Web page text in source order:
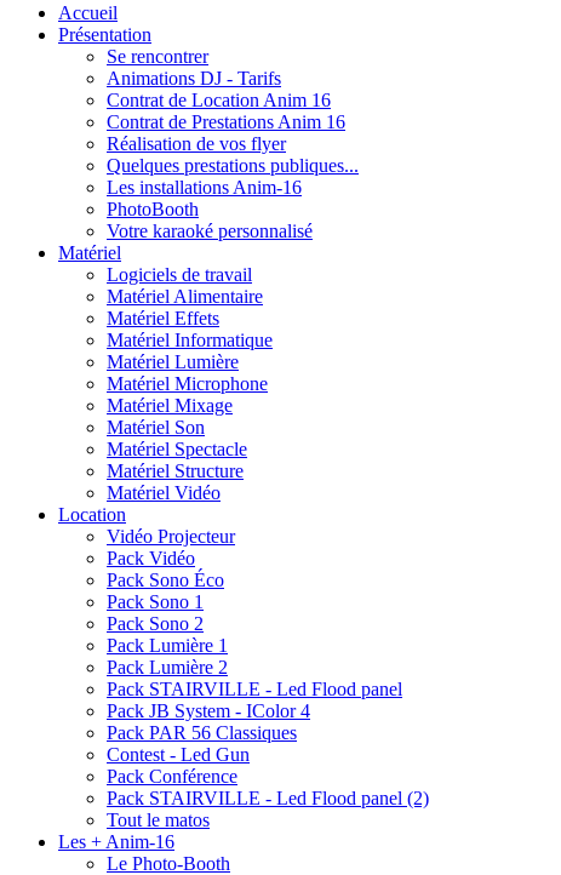
Accueil
Présentation
Se rencontrer
Animations DJ - Tarifs
Contrat de Location Anim 16
Contrat de Prestations Anim 16
Réalisation de vos flyer
Quelques prestations publiques...
Les installations Anim-16
PhotoBooth
Votre karaoké personnalisé
Matériel
Logiciels de travail
Matériel Alimentaire
Matériel Effets
Matériel Informatique
Matériel Lumière
Matériel Microphone
Matériel Mixage
Matériel Son
Matériel Spectacle
Matériel Structure
Matériel Vidéo
Location
Vidéo Projecteur
Pack Vidéo
Pack Sono Éco
Pack Sono 1
Pack Sono 2
Pack Lumière 1
Pack Lumière 2
Pack STAIRVILLE - Led Flood panel
Pack JB System - IColor 4
Pack PAR 56 Classiques
Contest - Led Gun
Pack Conférence
Pack STAIRVILLE - Led Flood panel (2)
Tout le matos
Les + Anim-16
Le Photo-Booth